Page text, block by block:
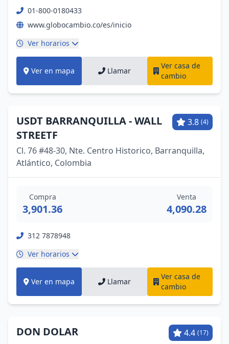
01-800-0180433
www.globocambio.co/es/inicio
Ver horarios
Ver en mapa Llamar
Ver casa de
cambio
USDT BARRANQUILLA - WALL
STREETF
3.8 (4)
Cl. 76 #48-30, Nte. Centro Historico, Barranquilla,
Atlántico, Colombia
Compra
3,901.36
Venta
4,090.28
312 7878948
Ver horarios
Ver en mapa Llamar
Ver casa de
cambio
DON DOLAR 4.4 (17)